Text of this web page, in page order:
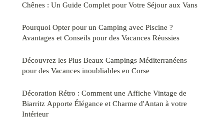
Chênes : Un Guide Complet pour Votre Séjour aux Vans
Pourquoi Opter pour un Camping avec Piscine ?
Avantages et Conseils pour des Vacances Réussies
Découvrez les Plus Beaux Campings Méditerranéens
pour des Vacances inoubliables en Corse
Décoration Rétro : Comment une Affiche Vintage de
Biarritz Apporte Élégance et Charme d'Antan à votre
Intérieur